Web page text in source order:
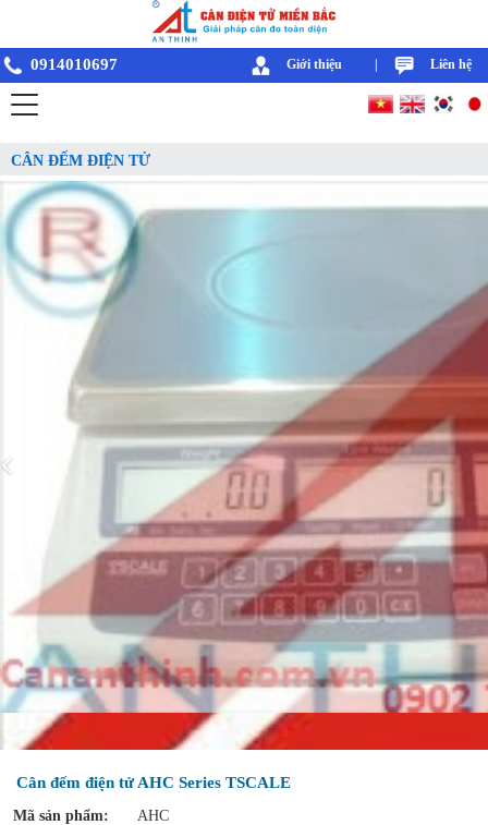
0914010697 Giới thiệu Liên hệ
CÂN ĐẾM ĐIỆN TỬ
Cân đếm điện tử AHC Series TSCALE
Mã sản phẩm:
AHC